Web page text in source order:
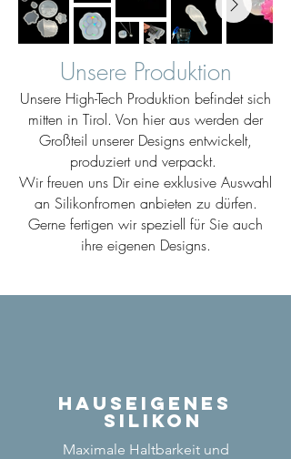
Unsere Produktion
Unsere High-Tech Produktion befindet sich
mitten in Tirol. Von hier aus werden der
Großteil unserer Designs entwickelt,
produziert und verpackt.
Wir freuen uns Dir eine exklusive Auswahl
an Silikonfromen anbieten zu dürfen.
Gerne fertigen wir speziell für Sie auch
ihre eigenen Designs.
Hauseigenes
Silikon
Maximale Haltbarkeit und